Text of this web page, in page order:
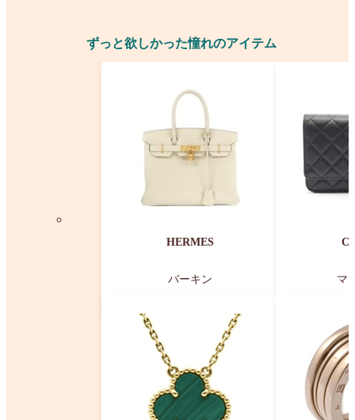
ずっと欲しかった憧れのアイテム
HERMES
バーキン マ